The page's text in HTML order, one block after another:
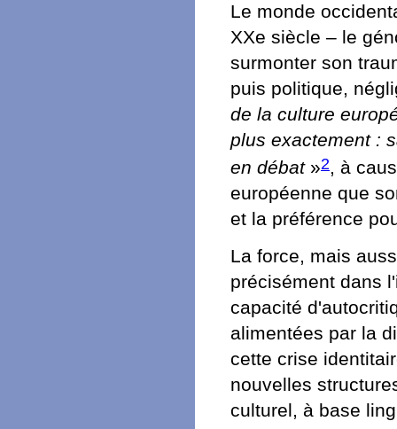
Le monde
XXe siècle – le
surmonter son
puis politique,
de la culture
plus exactement :
en débat»2, à
européenne que
et la préférence
La force, mais
précisément dans
capacité
alimentées par la
cette crise
nouvelles
culturel, à base